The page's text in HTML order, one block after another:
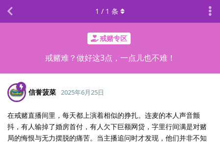
戒赌专区
戒赌难？做好这3点，一点儿也不难！
1 / 1 条
信誉菠菜 2025年6月25日
在戒赌直播间里，每天都上演着相似的挣扎。连麦的本人声音颤
抖，有人输掉了婚房首付，有人欠下巨额网贷，字里行间满是对赌
局的悔恨与无力摆脱的痛苦。当主播追问时才发现，他们并非不知